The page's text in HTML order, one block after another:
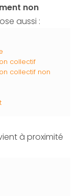
non
aussi :
collectif
collectif non
à proximité